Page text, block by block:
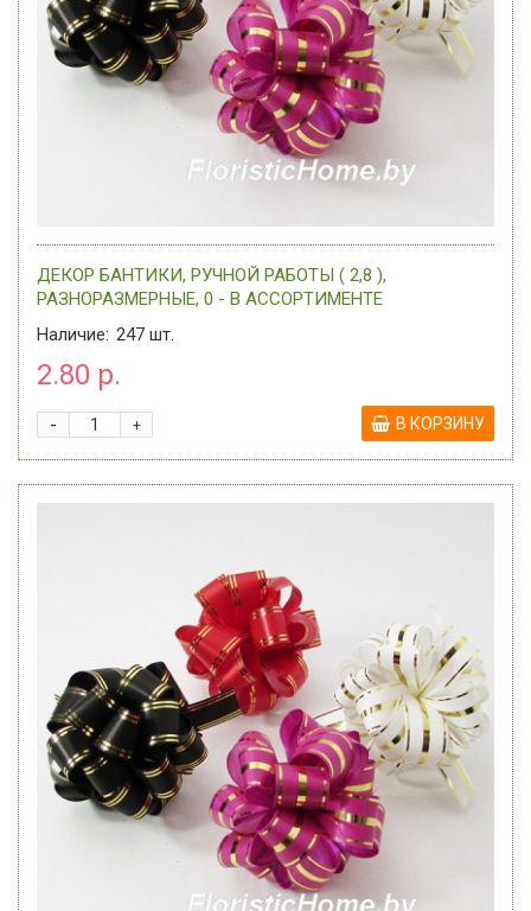
ДЕКОР БАНТИКИ, РУЧНОЙ РАБОТЫ ( 2,8 ),
РАЗНОРАЗМЕРНЫЕ, 0 - В АССОРТИМЕНТЕ
Наличие: 247 шт.
2.80 р.
+
- В КОРЗИНУ